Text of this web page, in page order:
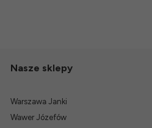
Nasze sklepy
Warszawa Janki
Wawer Józefów